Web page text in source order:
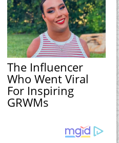
The Influencer
Who Went Viral
For Inspiring
GRWMs